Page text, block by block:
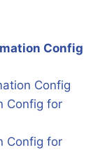
Config
Config
Config for
Config for